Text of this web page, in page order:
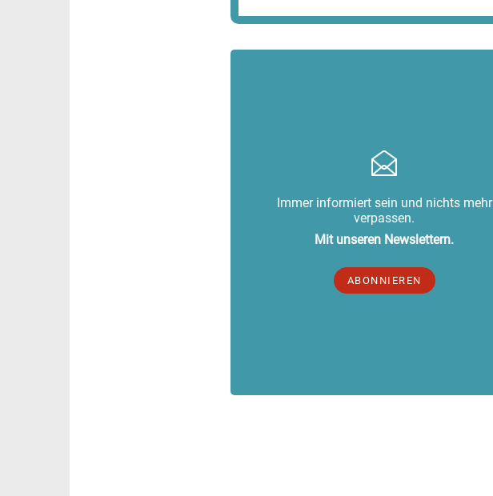
Immer informiert sein und nichts mehr
verpassen.
Mit unseren Newslettern.
ABONNIEREN